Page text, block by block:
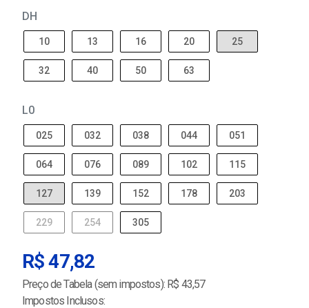
DH
10 13 16 20 25
32 40 50 63
L0
025 032 038 044 051
064 076 089 102 115
127 139 152 178 203
229 254 305
R$ 47,82
Preço de Tabela (sem impostos): R$ 43,57
Impostos Inclusos: